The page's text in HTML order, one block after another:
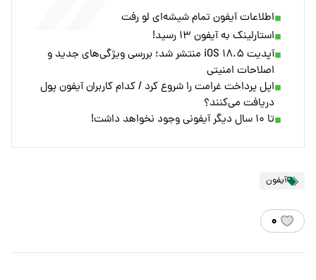
اطلاعات آیفون تمام شیشه‌ای لو رفت
استارلینک به آیفون ۱۳ رسید!
آپدیت iOS ۱۸.۵ منتشر شد؛ بررسی ویژگی‌های جدید و
اصلاحات امنیتی
اپل پرداخت غرامت را شروع کرد / کدام کاربران آیفون پول
دریافت می‌کنند؟
تا ۱۰ سال دیگر آیفونی وجود نخواهد داشت!
آیفون
۰